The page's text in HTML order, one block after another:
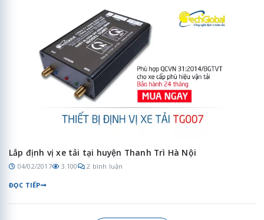
Lắp định vị xe tải tại huyện Thanh Trì Hà Nội
04/02/2017 3.100 2 bình luận
ĐỌC TIẾP